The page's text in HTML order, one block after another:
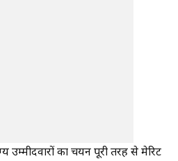
उम्मीदवारों का चयन पूरी तरह से मेरिट